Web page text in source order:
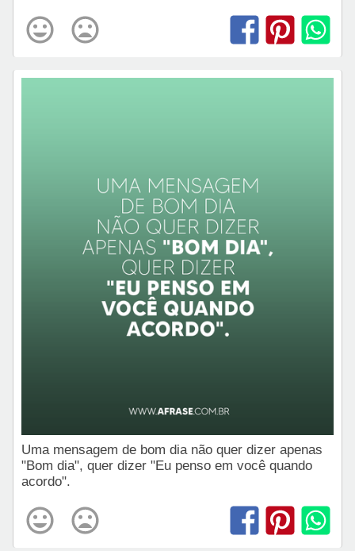
Uma mensagem de bom dia não quer dizer apenas
"Bom dia", quer dizer "Eu penso em você quando
acordo".